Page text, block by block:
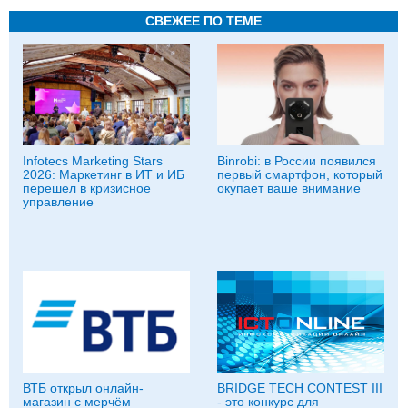
СВЕЖЕЕ ПО ТЕМЕ
Infotecs Marketing Stars
2026: Маркетинг в ИТ и ИБ
перешел в кризисное
управление
Binrobi: в России появился
первый смартфон, который
окупает ваше внимание
ВТБ открыл онлайн-
магазин с мерчём
BRIDGE TECH CONTEST III
- это конкурс для